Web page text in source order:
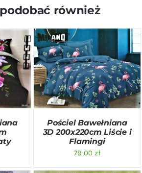
również
/
DODAJ DO KOSZYKA
/
SZCZEGÓŁY
Pościel Bawełniana
3D 200x220cm Liście i
Flamingi
79,00zł